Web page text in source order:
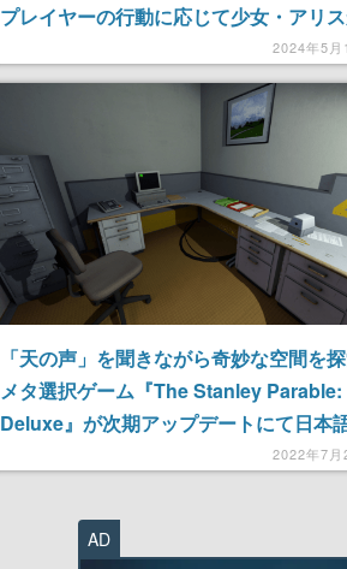
プレイヤーの行動に応じて少女・アリ
信頼度が変化する、メタ的な構造が特徴
2024年5月
「天の声」を聞きながら奇妙な空間を
メタ選択ゲーム『The Stanley
Deluxe』が次期アップデートにて日本
応。あわせてサプライズやシークレッ
2022年7月
AD